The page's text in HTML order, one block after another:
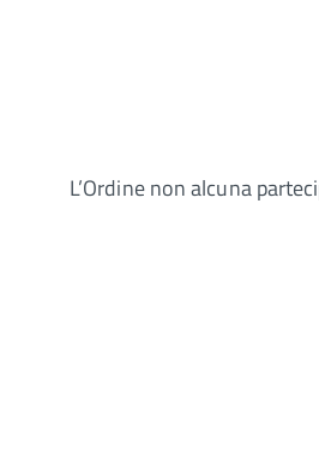
L’Ordine non alcuna